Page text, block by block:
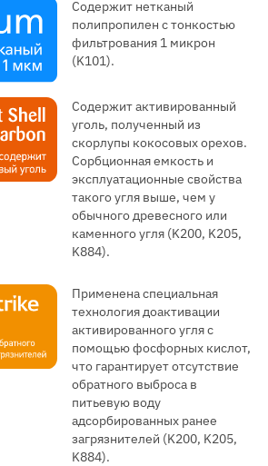
Содержит нетканый
полипропилен с тонкостью
фильтрования 1 микрон
(K101).
Содержит активированный
уголь, полученный из
скорлупы кокосовых орехов.
Сорбционная емкость и
эксплуатационные свойства
такого угля выше, чем у
обычного древесного или
каменного угля (K200, K205,
K884).
Применена специальная
технология доактивации
активированного угля с
помощью фосфорных кислот,
что гарантирует отсутствие
обратного выброса в
питьевую воду
адсорбированных ранее
загрязнителей (K200, K205,
K884).